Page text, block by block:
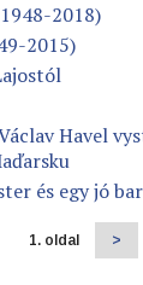
2018)
2015)
Havel
és egy jó
1. oldal
oldal
>